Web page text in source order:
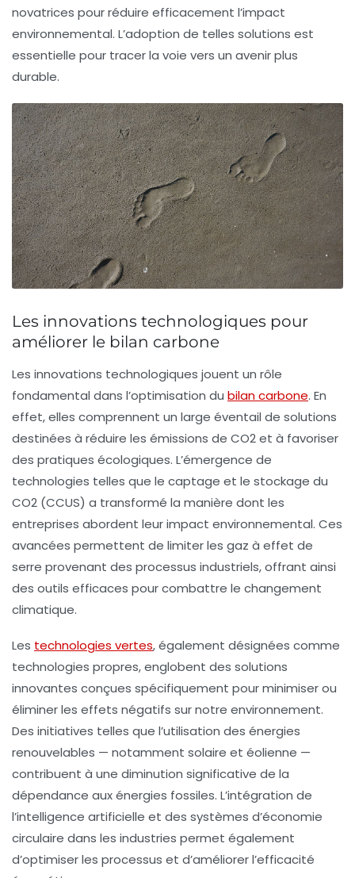
novatrices pour réduire efficacement l’impact
environnemental. L’adoption de telles solutions est
essentielle pour tracer la voie vers un avenir plus
durable.
Les innovations technologiques pour
améliorer le bilan carbone
Les innovations technologiques jouent un rôle
fondamental dans l’optimisation du bilan carbone. En
effet, elles comprennent un large éventail de solutions
destinées à réduire les émissions de CO2et à favoriser
des pratiques écologiques. L’émergence de
technologies telles que le captage et le stockage du
CO2 (CCUS) a transformé la manière dont les
entreprises abordent leur impact environnemental. Ces
avancées permettent de limiter les gaz à effet de
serre provenant des processus industriels, offrant ainsi
des outils efficaces pour combattre le changement
climatique.
Les technologies vertes, également désignées comme
technologies propres, englobent des solutions
innovantes conçues spécifiquement pour minimiser ou
éliminer les effets négatifs sur notre environnement.
Des initiatives telles que l’utilisation des énergies
renouvelables — notamment solaire et éolienne —
contribuent à une diminution significative de la
dépendance auxénergies fossiles. L’intégration de
l’intelligence artificielle et des systèmes d’économie
circulaire dans les industries permet également
d’optimiser les processus et d’améliorer l’efficacité